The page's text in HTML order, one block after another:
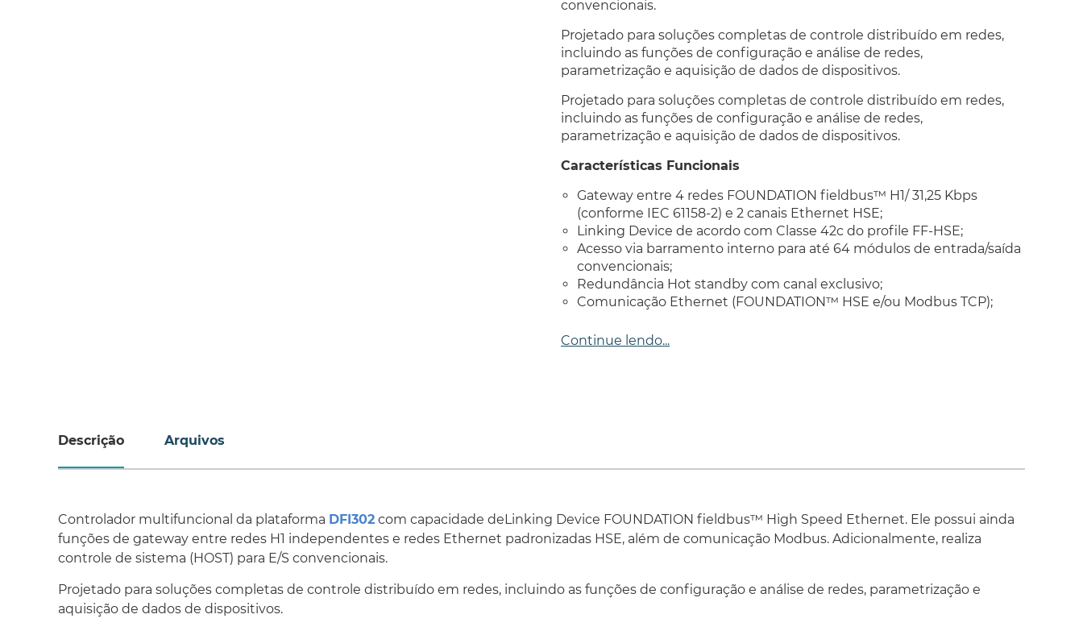
convencionais.
Projetado para soluções completas de controle distribuído em redes,
incluindo as funções de configuração e análise de redes,
parametrização e aquisição de dados de dispositivos.
Projetado para soluções completas de controle distribuído em redes,
incluindo as funções de configuração e análise de redes,
parametrização e aquisição de dados de dispositivos.
Características Funcionais
Gateway entre 4 redes FOUNDATION fieldbus™ H1/ 31,25 Kbps
(conforme IEC 61158-2) e 2 canais Ethernet HSE;
Linking Device de acordo com Classe 42c do profile FF-HSE;
Acesso via barramento interno para até 64 módulos de entrada/saída
convencionais;
Redundância Hot standby com canal exclusivo;
Comunicação Ethernet (FOUNDATION™ HSE e/ou Modbus TCP);
Capacidade de instanciar até 300 diagramas de blocos funcionais
Rack/terminador;
Condicionador de alimentação para redes H1;
Continue lendo...
Descrição Arquivos
Controlador multifuncional da plataforma DFI302 com capacidade deLinking Device FOUNDATION fieldbus™ High Speed Ethernet. Ele possui ainda
funções de gateway entre redes H1 independentes e redes Ethernet padronizadas HSE, além de comunicação Modbus. Adicionalmente, realiza
controle de sistema (HOST) para E/S convencionais.
Projetado para soluções completas de controle distribuído em redes, incluindo as funções de configuração e análise de redes, parametrização e
aquisição de dados de dispositivos.